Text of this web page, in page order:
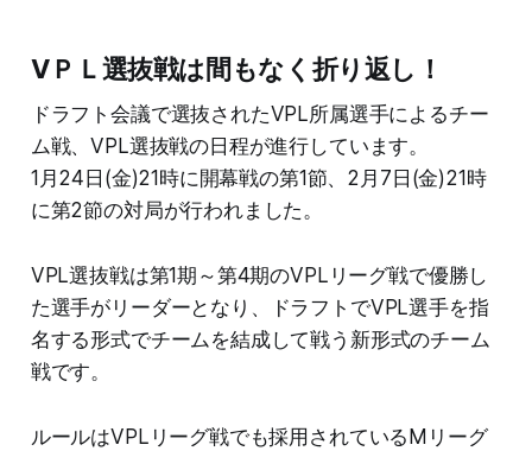
VＰＬ選抜戦は間もなく折り返し！
ドラフト会議で選抜されたVPL所属選手によるチー
ム戦、VPL選抜戦の日程が進行しています。
1月24日(金)21時に開幕戦の第1節、2月7日(金)21時
に第2節の対局が行われました。
VPL選抜戦は第1期～第4期のVPLリーグ戦で優勝し
た選手がリーダーとなり、ドラフトでVPL選手を指
名する形式でチームを結成して戦う新形式のチーム
戦です。
ルールはVPLリーグ戦でも採用されているMリーグ